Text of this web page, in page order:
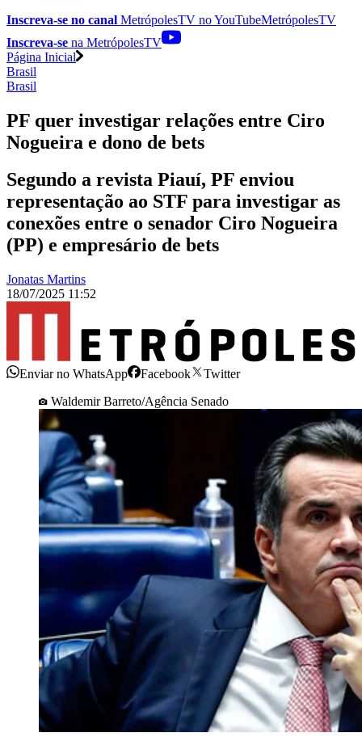
Inscreva-se no canal MetrópolesTV noYouTubeMetrópolesTV
Inscreva-se na MetrópolesTV
Página Inicial
Brasil
Brasil
PF quer investigar relações entre Ciro
Nogueira e dono de bets
Segundo a revista Piauí, PF enviou
representação ao STF para investigar as
conexões entre o senador Ciro Nogueira
(PP) e empresário de bets
Jonatas Martins
18/07/2025 11:52
Enviar no WhatsApp Facebook
Twitter
Waldemir Barreto/Agência Senado